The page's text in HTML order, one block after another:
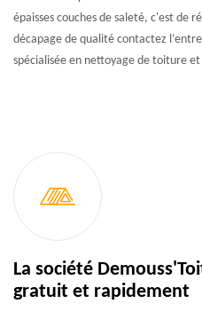
épaisses couches de saleté, c'est de
décapage de qualité contactez
spécialisée en nettoyage de toiture
La société
gratuit et rapidement